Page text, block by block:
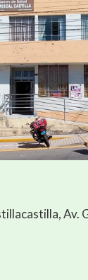
Av.